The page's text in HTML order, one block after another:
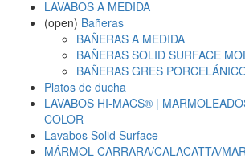
LAVABOS A MEDIDA
(open) Bañeras
BAÑERAS A MEDIDA
BAÑERAS SOLID SURFACE
BAÑERAS GRES
Platos de ducha
LAVABOS HI-MACS® |
COLOR
Lavabos Solid Surface
MÁRMOL CARRARA/CALACATTA/